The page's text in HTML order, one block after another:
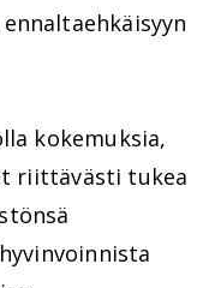
kokemuksia,
riittävästi tukea